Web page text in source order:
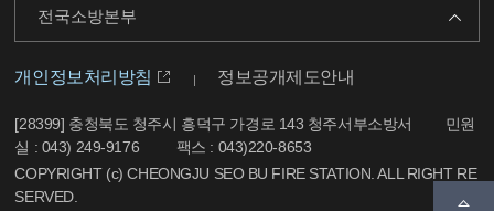
전국소방본부
개인정보처리방침 정보공개제도안내
[28399] 충청북도 청주시 흥덕구 가경로 143 청주서부소방서
민원
실 : 043) 249-9176
팩스 : 043)220-8653
COPYRIGHT (c) CHEONGJU SEO BU FIRE STATION. ALL RIGHT RE
SERVED.